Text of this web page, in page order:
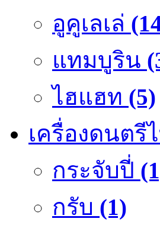
อูคูเลเล่
แทมบูริน
ไฮแฮท (5)
เครื่องดนตรี
กระจับปี่
กรับ (1)